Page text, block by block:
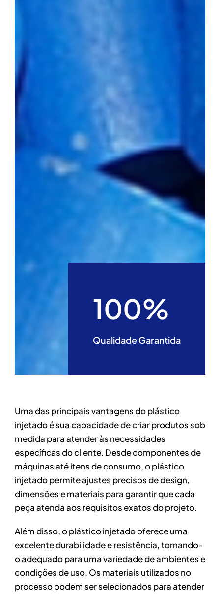
100%
Qualidade Garantida
Uma das principais vantagens do plástico
injetado é sua capacidade de criar produtos sob
medida para atender às necessidades
específicas do cliente. Desde componentes de
máquinas até itens de consumo, o plástico
injetado permite ajustes precisos de design,
dimensões e materiais para garantir que cada
peça atenda aos requisitos exatos do projeto.
Além disso, o plástico injetado oferece uma
excelente durabilidade e resistência, tornando-
o adequado para uma variedade de ambientes e
condições de uso. Os materiais utilizados no
processo podem ser selecionados para atender